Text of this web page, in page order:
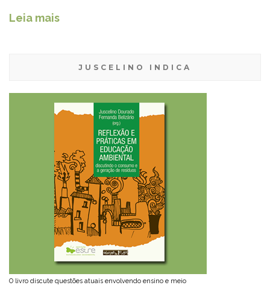
Leia mais
JUSCELINO INDICA
O livro discute questões atuais envolvendo ensino e meio